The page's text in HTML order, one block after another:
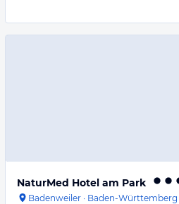
NaturMed Hotel am Park
Badenweiler · Baden-Württemberg